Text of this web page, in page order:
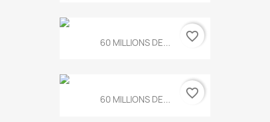
60 MILLIONS DE... favorite_border
60 MILLIONS DE... favorite_border